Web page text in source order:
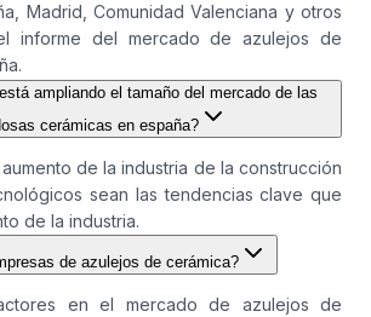
Madrid, Comunidad Valenciana y otros
informe del mercado de azulejos de
ampliando el tamaño del mercado de las
cerámicas en españa?
de la industria de la construcción
sean las tendencias clave que
de la industria.
de azulejos de cerámica?
en el mercado de azulejos de